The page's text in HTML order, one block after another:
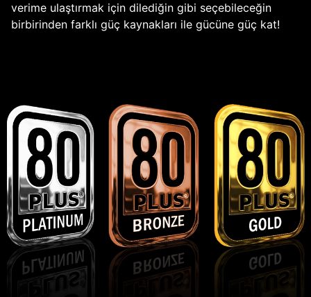
verime ulaştırmak için dilediğin gibi seçebileceğin
birbirinden farklı güç kaynakları ile gücüne güç kat!